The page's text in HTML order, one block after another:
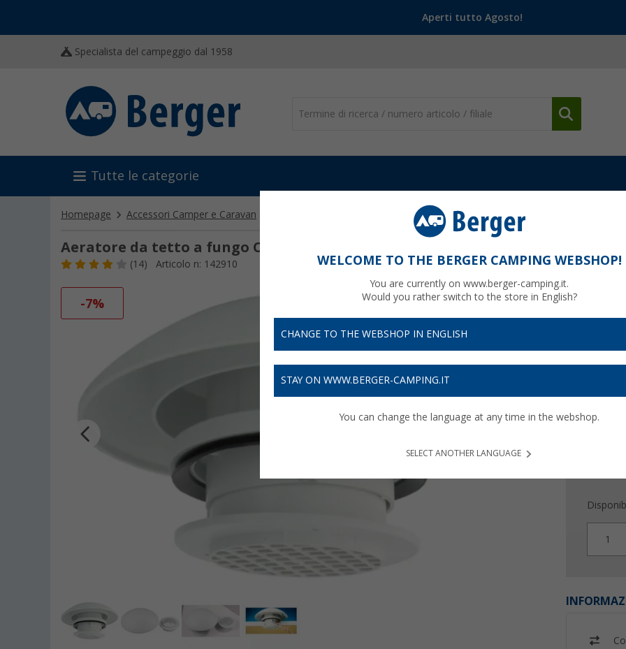
Aperti tutto Agosto!
Specialista del campeggio dal 1958
Tutte le categorie
Homepage Accessori Camper e Caravan Allestimento e Personalizzazione Aeratori da tetto Aeratore da tetto a
Aeratore da tetto a fungo Comet 12 volt grigio
(14) Articolo n: 142910
-7%
36,
Prezzi IVA
1
WELCOME TO THE BERGER CAMPING WEBSHOP!
You are currently on www.berger-camping.it.
Would you rather switch to the store in English?
CHANGE TO THE WEBSHOP IN ENGLISH
STAY ON WWW.BERGER-CAMPING.IT
You can change the language at any time in the webshop.
SELECT ANOTHER LANGUAGE